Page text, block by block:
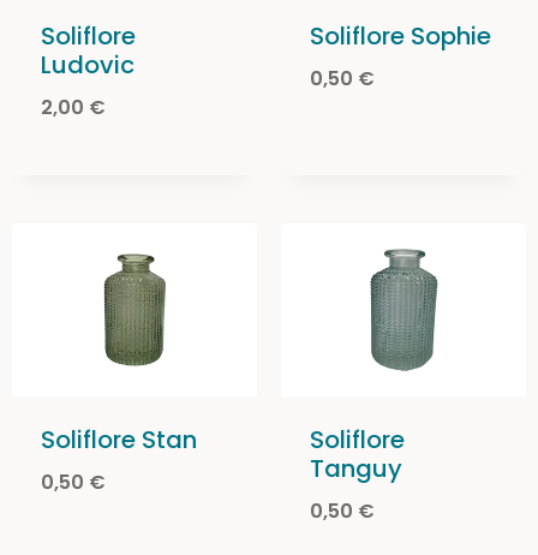
Soliflore
Ludovic
2,00 €
Soliflore Sophie
0,50 €
Soliflore Stan
0,50 €
Soliflore
Tanguy
0,50 €